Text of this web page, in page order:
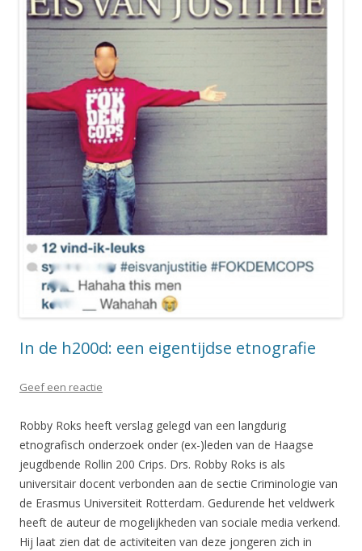
In de h200d: een eigentijdse etnografie
Geef een reactie
Robby Roks heeft verslag gelegd van een langdurig
etnografisch onderzoek onder (ex-)leden van de Haagse
jeugdbende Rollin 200 Crips. Drs. Robby Roks is als
universitair docent verbonden aan de sectie Criminologie van
de Erasmus Universiteit Rotterdam. Gedurende het veldwerk
heeft de auteur de mogelijkheden van sociale media verkend.
Hij laat zien dat de activiteiten van deze jongeren zich in